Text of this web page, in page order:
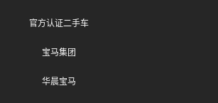
官方认证二手车
宝马集团
华晨宝马